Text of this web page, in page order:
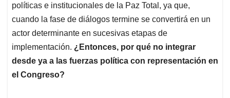
políticas e institucionales de la Paz Total, ya que,
cuando la fase de diálogos termine se convertirá en un
actor determinante en sucesivas etapas de
implementación. ¿Entonces, por qué no integrar
desde ya a las fuerzas política con representación en
el Congreso?